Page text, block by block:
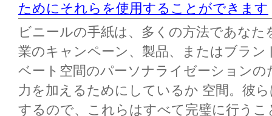
ためにそれらを使用することができます
ビニールの手紙は、多くの方法であな
業のキャンペーン、製品、またはブラ
ベート空間のパーソナライゼーション
力を加えるためにしているか 空間。彼
するので、これらはすべて完璧に行う